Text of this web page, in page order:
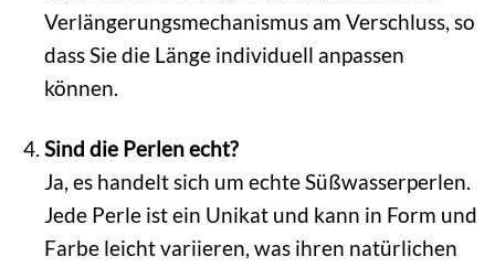
Verlängerungsmechanismus am Verschluss, so
dass Sie die Länge individuell anpassen
können.
Sind die Perlen echt?
Ja, es handelt sich um echte Süßwasserperlen.
Jede Perle ist ein Unikat und kann in Form und
Farbe leicht variieren, was ihren natürlichen